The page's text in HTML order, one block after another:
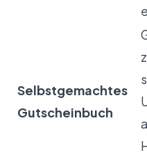
Selbstgemachtes
Gutscheinbuch